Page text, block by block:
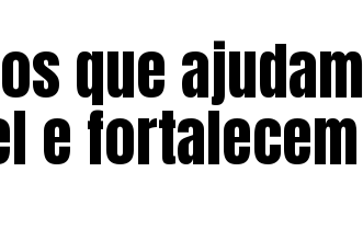
que ajudam
e fortalecem